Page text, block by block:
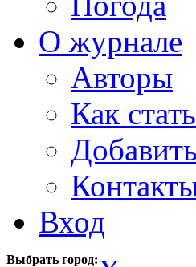
О журнале
Авторы
Как
Вход
Выбрать город: